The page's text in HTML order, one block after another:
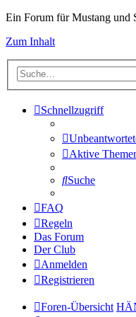
Ein Forum für Mustang und
Zum Inhalt
Schnellzugriff
Aktive
Suche
FAQ
Regeln
Das Forum
Der Club
Anmelden
Registrieren
Foren-Übersicht